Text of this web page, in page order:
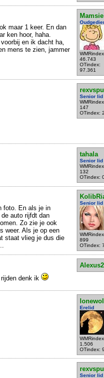
Mamsie
46.743
OTindex:
97.361
maar 1 keer. En dan
ken hoor, haha.
en ik dacht ha,
mens te zien, jammer
Senior lid
147
OTindex:
tahala
Senior lid
132
OTindex:
Senior lid
899
OTindex:
foto. En als je in
auto rijfdt dan
Zo zie je ook
weer. Als je op een
staat vlieg je dus die
denk ik
Erelid
1.506
OTindex:
Senior lid